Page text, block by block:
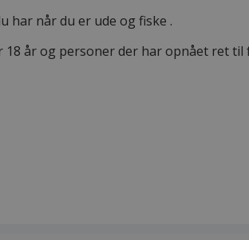
har når du er ude og fiske .
år og personer der har opnået ret til